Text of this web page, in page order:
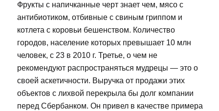
Фрукты с напичканные черт знает чем, мясо с
антибиотиком, отбивные с свиным гриппом и
котлета с коровьи бешенством. Количество
городов, население которых превышает 10 млн
человек, с 23 в 2010 г. Третье, о чем не
рекомендуют распространяться мудрецы — это о
своей аскетичности. Выручка от продажи этих
объектов с лихвой перекрыла бы долг компании
перед Сбербанком. Он привел в качестве примера